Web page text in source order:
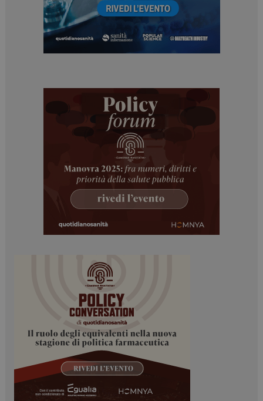
ARRAffinitySameSite
Microsoft Corporation
.www.dailyhealthindustry.it
PHPSESSID
PHP.net
www.dailyhealthindustry.it